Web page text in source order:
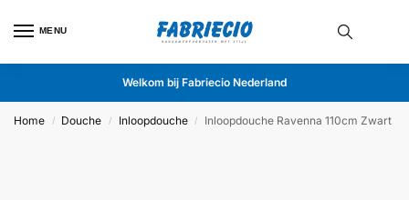
MENU
Welkom bij Fabriecio Nederland
Home / Douche / Inloopdouche / Inloopdouche Ravenna 110cm Zwart